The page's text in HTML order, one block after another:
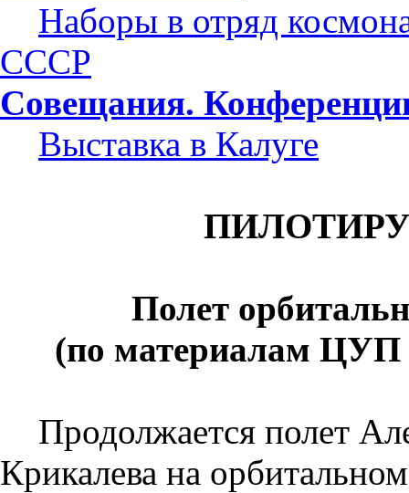
Наборы в отряд
СССР
Совещания.
Выставка в Калуге
Полет
(по материалам ЦУП
Продолжается полет
Крикалева на